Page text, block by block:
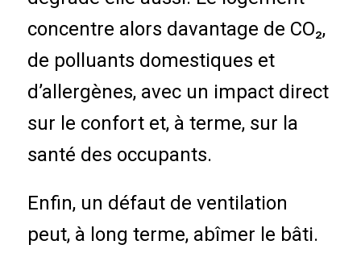
concentre alors davantage de CO₂,
de polluants domestiques et
d’allergènes, avec un impact direct
sur le confort et, à terme, sur la
santé des occupants.
Enfin, un défaut de ventilation
peut, à long terme, abîmer le bâti.